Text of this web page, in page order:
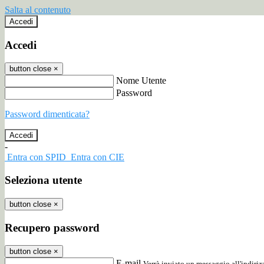
Salta al contenuto
Accedi
Accedi
button close ×
Nome Utente
Password
Password dimenticata?
-
Entra con SPID Entra con CIE
Seleziona utente
button close ×
Recupero password
button close ×